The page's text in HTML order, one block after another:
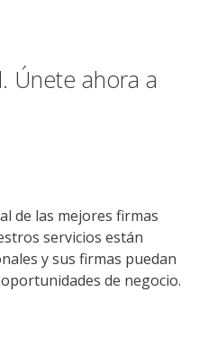
Únete ahora a
de las mejores firmas
servicios están
y sus firmas puedan
de negocio.